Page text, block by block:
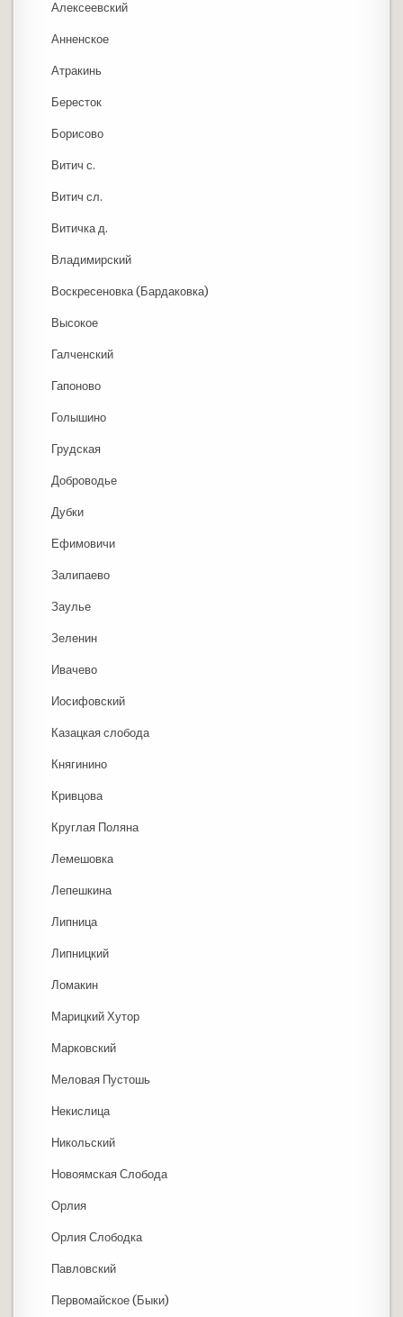
Алексеевский
Анненское
Атракинь
Бересток
Борисово
Витич с.
Витич сл.
Витичка д.
Владимирский
Воскресеновка (Бардаковка)
Высокое
Галченский
Гапоново
Голышино
Грудская
Доброводье
Дубки
Ефимовичи
Залипаево
Заулье
Зеленин
Ивачево
Иосифовский
Казацкая слобода
Княгинино
Кривцова
Круглая Поляна
Лемешовка
Лепешкина
Липница
Липницкий
Ломакин
Марицкий Хутор
Марковский
Меловая Пустошь
Некислица
Никольский
Новоямская Слобода
Орлия
Орлия Слободка
Павловский
Первомайское (Быки)